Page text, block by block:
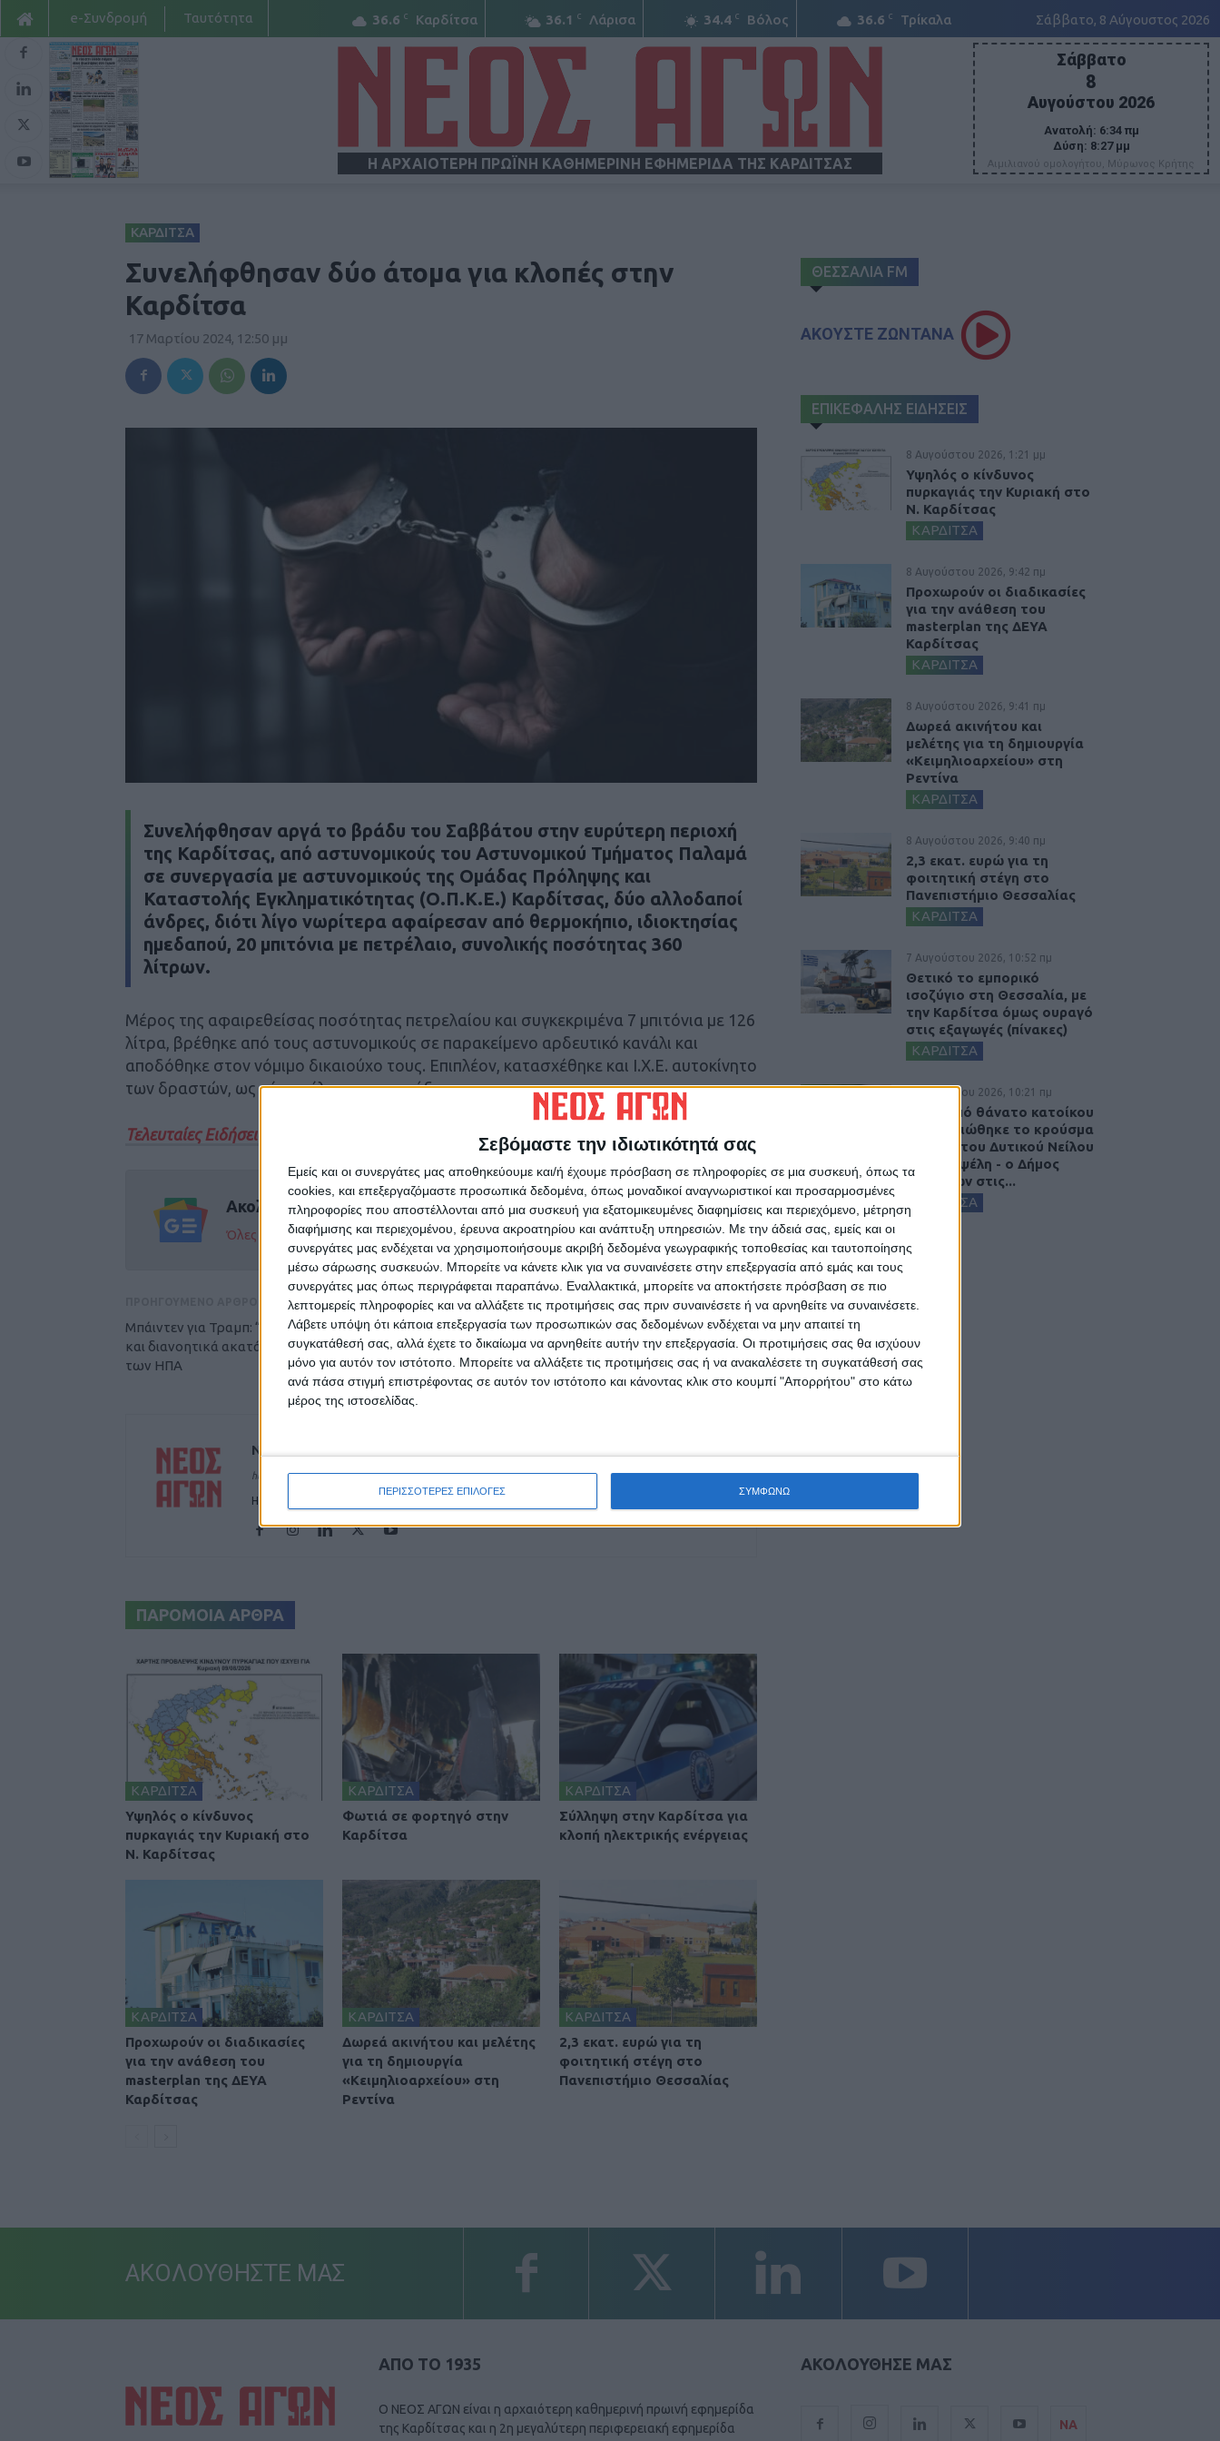
Σεβόμαστε την ιδιωτικότητά σας
Εμείς και οι συνεργάτες μας αποθηκεύουμε και/ή έχουμε πρόσβαση σε πληροφορίες σε μια συσκευή, όπως τα
cookies, και επεξεργαζόμαστε προσωπικά δεδομένα, όπως μοναδικοί αναγνωριστικοί και προσαρμοσμένες
πληροφορίες που αποστέλλονται από μια συσκευή για εξατομικευμένες διαφημίσεις και περιεχόμενο, μέτρηση
διαφήμισης και περιεχομένου, έρευνα ακροατηρίου και ανάπτυξη υπηρεσιών. Με την άδειά σας, εμείς και οι
συνεργάτες μας ενδέχεται να χρησιμοποιήσουμε ακριβή δεδομένα γεωγραφικής τοποθεσίας και ταυτοποίησης
μέσω σάρωσης συσκευών. Μπορείτε να κάνετε κλικ για να συναινέσετε στην επεξεργασία από εμάς και τους
συνεργάτες μας όπως περιγράφεται παραπάνω. Εναλλακτικά, μπορείτε να αποκτήσετε πρόσβαση σε πιο
λεπτομερείς πληροφορίες και να αλλάξετε τις προτιμήσεις σας πριν συναινέσετε ή να αρνηθείτε να συναινέσετε.
Λάβετε υπόψη ότι κάποια επεξεργασία των προσωπικών σας δεδομένων ενδέχεται να μην απαιτεί τη
συγκατάθεσή σας, αλλά έχετε το δικαίωμα να αρνηθείτε αυτήν την επεξεργασία. Οι προτιμήσεις σας θα ισχύουν
μόνο για αυτόν τον ιστότοπο. Μπορείτε να αλλάξετε τις προτιμήσεις σας ή να ανακαλέσετε τη συγκατάθεσή σας
ανά πάσα στιγμή επιστρέφοντας σε αυτόν τον ιστότοπο και κάνοντας κλικ στο κουμπί "Απορρήτου" στο κάτω
μέρος της ιστοσελίδας.
ΠΕΡΙΣΣΟΤΕΡΕΣ ΕΠΙΛΟΓΕΣ ΣΥΜΦΩΝΩ
36.6 C Καρδίτσα 36.1 C Λάρισα 34.4 C Βόλος 36.6 C Τρίκαλα Σάββατο, 8 Αύγουστος 2026
e-Συνδρομή Ταυτότητα
Η ΑΡΧΑΙΟΤΕΡΗ ΠΡΩΪΝΗ ΚΑΘΗΜΕΡΙΝΗ ΕΦΗΜΕΡΙΔΑ ΤΗΣ ΚΑΡΔΙΤΣΑΣ
Σάββατο
8
Αυγούστου 2026
Ανατολή: 6:34 πμ
Δύση: 8:27 μμ
Αιμιλιανού ομολογήτου, Μύρωνος Κρήτης
ΚΑΡΔΙΤΣΑ
Συνελήφθησαν δύο άτομα για κλοπές στην
Καρδίτσα
17 Μαρτίου 2024, 12:50 μμ
Συνελήφθησαν αργά το βράδυ του Σαββάτου στην ευρύτερη περιοχή
της Καρδίτσας, από αστυνομικούς του Αστυνομικού Τμήματος Παλαμά
σε συνεργασία με αστυνομικούς της Ομάδας Πρόληψης και
Καταστολής Εγκληματικότητας (Ο.Π.Κ.Ε.) Καρδίτσας, δύο αλλοδαποί
άνδρες, διότι λίγο νωρίτερα αφαίρεσαν από θερμοκήπιο, ιδιοκτησίας
ημεδαπού, 20 μπιτόνια με πετρέλαιο, συνολικής ποσότητας 360
λίτρων.
Μέρος της αφαιρεθείσας ποσότητας πετρελαίου και συγκεκριμένα 7 μπιτόνια με 126
λίτρα, βρέθηκε από τους αστυνομικούς σε παρακείμενο αρδευτικό κανάλι και
αποδόθηκε στον νόμιμο δικαιούχο τους. Επιπλέον, κατασχέθηκε και Ι.Χ.Ε. αυτοκίνητο
των δραστών, ως μέσο τέλεσης της πράξης.
Τελευταίες Ειδήσεις Σήμερα
Ακολούθησε την εφημερίδα ΝΕΟΣ ΑΓΩΝ στο Google News!
Όλες οι εξελίξεις στην περιοχή της Καρδίτσας και ευρύτερα της Θεσσαλίας
Μπάιντεν για Τραμπ: “Είναι υπερβολικά γέρος
και διανοητικά ακατάλληλος” για πρόεδρος
των ΗΠΑ
ΕΠΟΜΕΝΟ ΑΡΘΡΟ
Οι καλύτερες στιγμές από τη θαυμάσια
εμφάνιση του ΑΣΚ στο ΣΕΦ
ΝΕΟΣ ΑΓΩΝ
https://neosagon.gr
Η Αρχαιότερη Καθημερινή Πρωινή Εφημερίδα της Καρδίτσας
ΠΑΡΟΜΟΙΑ ΑΡΘΡΑ
ΚΑΡΔΙΤΣΑ
Υψηλός ο κίνδυνος
πυρκαγιάς την Κυριακή στο
Ν. Καρδίτσας
ΚΑΡΔΙΤΣΑ
Φωτιά σε φορτηγό στην
Καρδίτσα
ΚΑΡΔΙΤΣΑ
Σύλληψη στην Καρδίτσα για
κλοπή ηλεκτρικής ενέργειας
ΚΑΡΔΙΤΣΑ
Προχωρούν οι διαδικασίες
για την ανάθεση του
masterplan της ΔΕΥΑ
Καρδίτσας
ΚΑΡΔΙΤΣΑ
Δωρεά ακινήτου και μελέτης
για τη δημιουργία
«Κειμηλιοαρχείου» στη
Ρεντίνα
ΚΑΡΔΙΤΣΑ
2,3 εκατ. ευρώ για τη
φοιτητική στέγη στο
Πανεπιστήμιο Θεσσαλίας
ΘΕΣΣΑΛΙΑ FM
ΑΚΟΥΣΤΕ ΖΩΝΤΑΝΑ
ΕΠΙΚΕΦΑΛΗΣ ΕΙΔΗΣΕΙΣ
8 Αυγούστου 2026, 1:21 μμ
Υψηλός ο κίνδυνος
πυρκαγιάς την Κυριακή στο
Ν. Καρδίτσας
ΚΑΡΔΙΤΣΑ
8 Αυγούστου 2026, 9:42 πμ
Προχωρούν οι διαδικασίες
για την ανάθεση του
masterplan της ΔΕΥΑ
Καρδίτσας
ΚΑΡΔΙΤΣΑ
8 Αυγούστου 2026, 9:41 πμ
Δωρεά ακινήτου και
μελέτης για τη δημιουργία
«Κειμηλιοαρχείου» στη
Ρεντίνα
ΚΑΡΔΙΤΣΑ
8 Αυγούστου 2026, 9:40 πμ
2,3 εκατ. ευρώ για τη
φοιτητική στέγη στο
Πανεπιστήμιο Θεσσαλίας
ΚΑΡΔΙΤΣΑ
7 Αυγούστου 2026, 10:52 πμ
Θετικό το εμπορικό
ισοζύγιο στη Θεσσαλία, με
την Καρδίτσα όμως ουραγό
στις εξαγωγές (πίνακες)
ΚΑΡΔΙΤΣΑ
7 Αυγούστου 2026, 10:21 πμ
Μετά από θάνατο κατοίκου
επιβεβαιώθηκε το κρούσμα
του ιού του Δυτικού Νείλου
στην Κυψέλη - ο Δήμος
Σοφάδων στις...
ΚΑΡΔΙΤΣΑ
ΑΚΟΛΟΥΘΗΣΤΕ ΜΑΣ
ΑΠΟ ΤΟ 1935
Ο ΝΕΟΣ ΑΓΩΝ είναι η αρχαιότερη καθημερινή πρωινή εφημερίδα
της Καρδίτσας και η 2η μεγαλύτερη περιφερειακή εφημερίδα
ΑΚΟΛΟΥΘΗΣΕ ΜΑΣ
ΝΑ